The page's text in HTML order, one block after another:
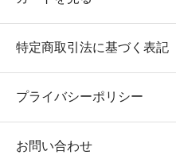
特定商取引法に基づく表記
プライバシーポリシー
お問い合わせ